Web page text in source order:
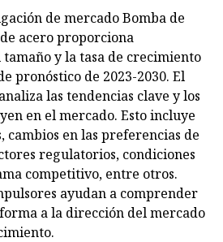
de mercado Bomba de
acero proporciona
y la tasa de crecimiento
pronóstico de 2023-2030. El
las tendencias clave y los
en el mercado. Esto incluye
cambios en las preferencias de
regulatorios, condiciones
competitivo, entre otros.
ayudan a comprender
a la dirección del mercado